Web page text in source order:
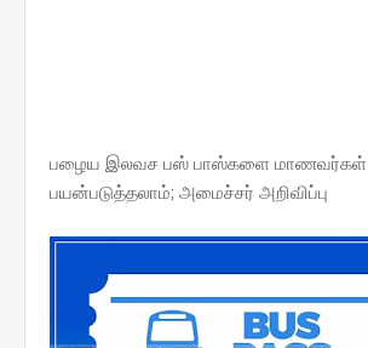
பழைய இலவச பஸ் பாஸ்களை மாணவர்கள்
பயன்படுத்தலாம்; அமைச்சர் அறிவிப்பு